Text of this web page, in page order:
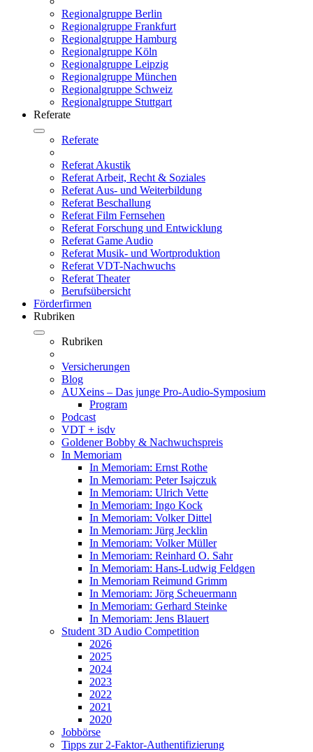
Regionalgruppe Berlin
Regionalgruppe Frankfurt
Regionalgruppe Hamburg
Regionalgruppe Köln
Regionalgruppe Leipzig
Regionalgruppe München
Regionalgruppe Schweiz
Regionalgruppe Stuttgart
Referate
Referate
Referat Akustik
Referat Arbeit, Recht & Soziales
Referat Aus- und Weiterbildung
Referat Beschallung
Referat Film Fernsehen
Referat Forschung und Entwicklung
Referat Game Audio
Referat Musik- und Wortproduktion
Referat VDT-Nachwuchs
Referat Theater
Berufsübersicht
Förderfirmen
Rubriken
Rubriken
Versicherungen
Blog
AUXeins – Das junge Pro-Audio-Symposium
Program
Podcast
VDT + isdv
Goldener Bobby & Nachwuchspreis
In Memoriam
In Memoriam: Ernst Rothe
In Memoriam: Peter Isajczuk
In Memoriam: Ulrich Vette
In Memoriam: Ingo Kock
In Memoriam: Volker Dittel
In Memoriam: Jürg Jecklin
In Memoriam: Volker Müller
In Memoriam: Reinhard O. Sahr
In Memoriam: Hans-Ludwig Feldgen
In Memoriam Reimund Grimm
In Memoriam: Jörg Scheuermann
In Memoriam: Gerhard Steinke
In Memoriam: Jens Blauert
Student 3D Audio Competition
2026
2025
2024
2023
2022
2021
2020
Jobbörse
Tipps zur 2-Faktor-Authentifizierung